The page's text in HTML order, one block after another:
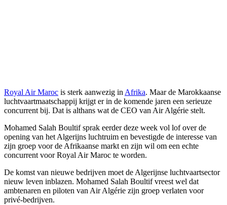
Royal Air Maroc is sterk aanwezig in Afrika. Maar de Marokkaanse
luchtvaartmaatschappij krijgt er in de komende jaren een serieuze
concurrent bij. Dat is althans wat de CEO van Air Algérie stelt.
Mohamed Salah Boultif sprak eerder deze week vol lof over de
opening van het Algerijns luchtruim en bevestigde de interesse van
zijn groep voor de Afrikaanse markt en zijn wil om een echte
concurrent voor Royal Air Maroc te worden.
De komst van nieuwe bedrijven moet de Algerijnse luchtvaartsector
nieuw leven inblazen. Mohamed Salah Boultif vreest wel dat
ambtenaren en piloten van Air Algérie zijn groep verlaten voor
privé-bedrijven.